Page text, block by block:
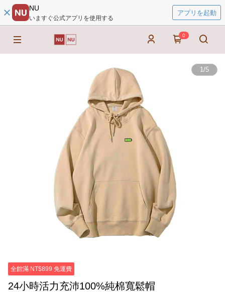
NU
いますぐ公式アプリを使用する
アプリを起動
0
1/5
全館滿 NT$899 免運費
24小時活力充沛100%純棉寬鬆帽